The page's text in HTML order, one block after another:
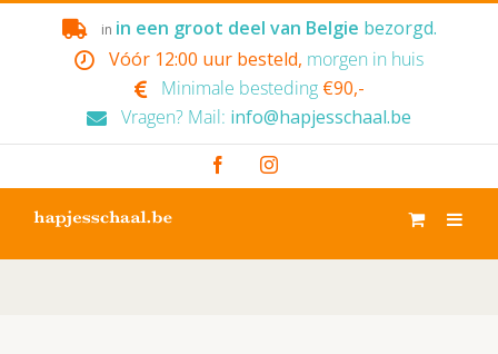
in in een groot deel van Belgie bezorgd.
Vóór 12:00 uur besteld, morgen in huis
Minimale besteding €90,-
Vragen? Mail: info@hapjesschaal.be
FacebookInstagram